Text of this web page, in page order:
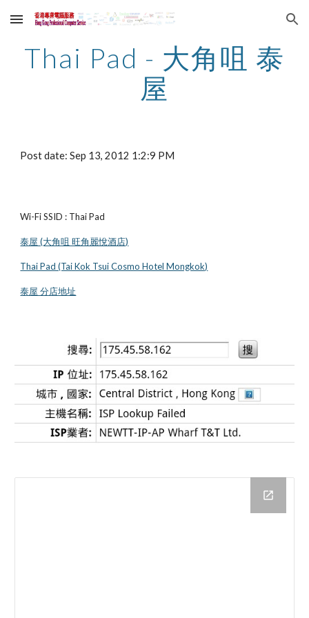
Skip to main content Skip to navigation
Thai Pad - 大角咀 泰
屋
Post date: Sep 13, 2012 1:2:9 PM
Wi-Fi SSID : Thai Pad
泰屋 (大角咀 旺角麗悅酒店)
Thai Pad (Tai Kok Tsui Cosmo Hotel Mongkok)
泰屋 分店地址